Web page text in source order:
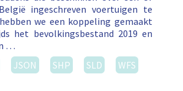
ingeschreven voertuigen te
we een koppeling gemaakt
het bevolkingsbestand 2019 en
…
JSON SHP SLD
WFS